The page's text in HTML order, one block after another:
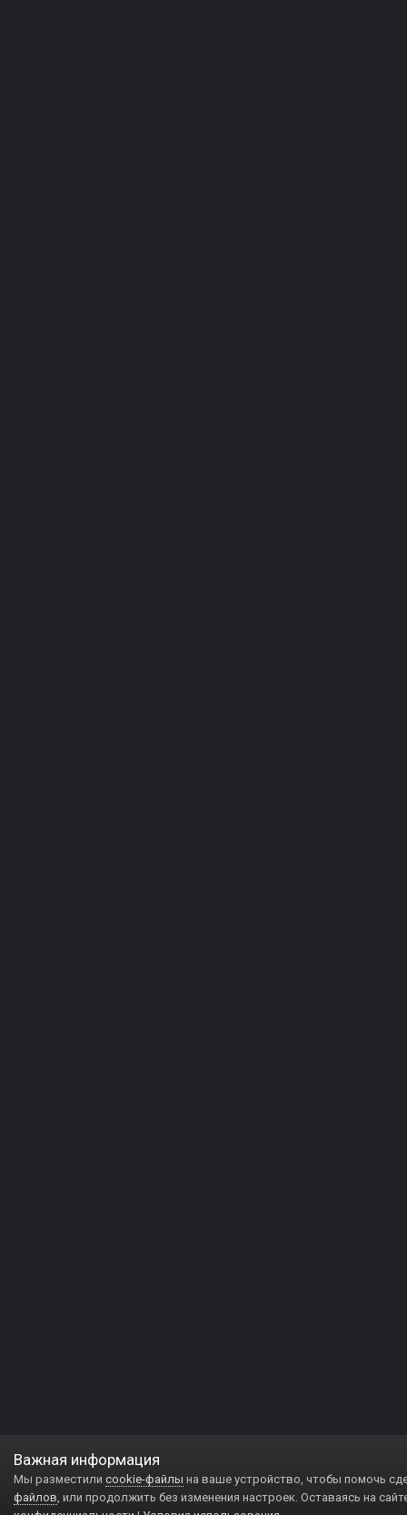
Важная информация
Мы разместили cookie-файлы на ваше устройство, чтобы помочь
файлов, или продолжить без изменения настроек. Оставаясь на